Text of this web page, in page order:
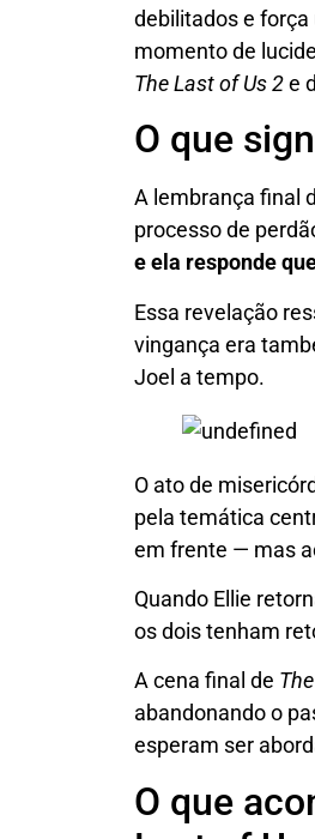
debilitados e
momento de
The Last of Us 2e
O que
A lembrança final
processo de
e ela responde
Essa revelação
vingança era
Joel a tempo.
O ato de
pela temática
em frente — mas
Quando Ellie
os dois tenham
A cena final de
abandonando o
esperam ser
O que